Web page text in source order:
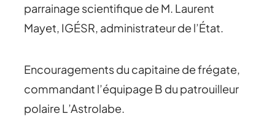
parrainage scientifique de M. Laurent
Mayet, IGÉSR, administrateur de l’État.
Encouragements du capitaine de frégate,
commandant l’équipage B du patrouilleur
polaire L’Astrolabe.